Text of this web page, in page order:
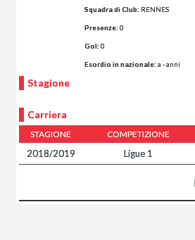
Squadra di Club: RENNES
Presenze: 0
Gol: 0
Esordio in nazionale: a - anni
Stagione
Carriera
STAGIONE COMPETIZIONE
2018/2019 Ligue 1